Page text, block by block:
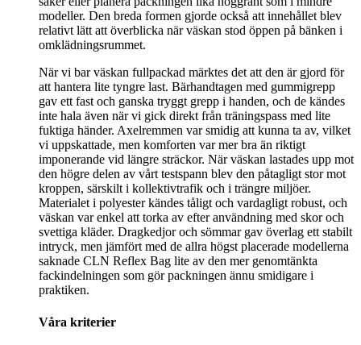
modeller. Den breda formen gjorde också att innehållet blev
relativt lätt att överblicka när väskan stod öppen på bänken i
omklädningsrummet.
När vi bar väskan fullpackad märktes det att den är gjord för
att hantera lite tyngre last. Bärhandtagen med gummigrepp
gav ett fast och ganska tryggt grepp i handen, och de kändes
inte hala även när vi gick direkt från träningspass med lite
fuktiga händer. Axelremmen var smidig att kunna ta av, vilket
vi uppskattade, men komforten var mer bra än riktigt
imponerande vid längre sträckor. När väskan lastades upp mot
den högre delen av vårt testspann blev den påtagligt stor mot
kroppen, särskilt i kollektivtrafik och i trängre miljöer.
Materialet i polyester kändes tåligt och vardagligt robust, och
väskan var enkel att torka av efter användning med skor och
svettiga kläder. Dragkedjor och sömmar gav överlag ett stabilt
intryck, men jämfört med de allra högst placerade modellerna
saknade CLN Reflex Bag lite av den mer genomtänkta
fackindelningen som gör packningen ännu smidigare i
praktiken.
Våra kriterier